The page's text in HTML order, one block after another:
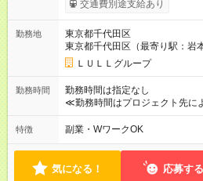
万円～＋業績賞与＋交通費＋各
万6，610円分）を含む。超過分
キルを考慮し初任給を決定。経
す！ ◎昇給年1回（研修終了後） ◎賞与年2回（2月・8月）＋業
績賞与あり ◤スキルアップも、収入アップも。◢ 入社後の成長
や頑張りは、しっかり給与で還
上アップした社員も。 エンジニアへの還元率は業界高水準の
87％。 スキルを磨いた分だけ、
す！ 【試用期間】試用期間あり 試用期間の長さ：6ヶ月 ※ 雇用
形態と給与に、本採用時と異な
中途採用（契約社員） 給与：月
交通費別途支給あり
勤務地
東京都千代田区
東京都千代田区（最寄り駅：岩
ＬＵＬＬグループ
勤務時間
勤務時間は指定なし
≪勤務時間はプロジェクト先に
分～19時00分（休憩1時間）
間） ＼平日夜も、ちゃんと「自分時間」がつくれます／ 残業は
やサウナなど、 趣味の時間を
特徴 副業・WワークOK
気になる！ 応募する